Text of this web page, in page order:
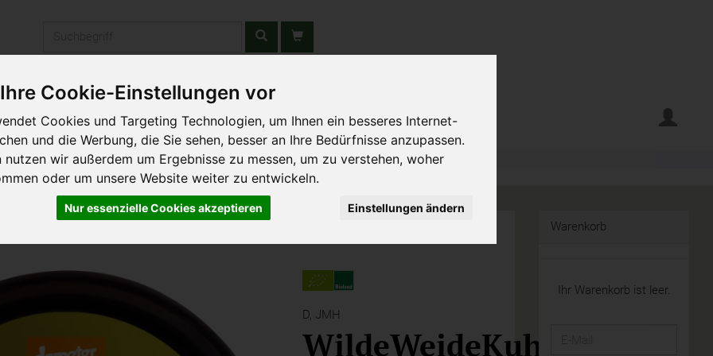
Cookie-Einstellungen vor
Cookies und Targeting Technologien, um Ihnen ein besseres Internet-
und die Werbung, die Sie sehen, besser an Ihre Bedürfnisse anzupassen.
nutzen wir außerdem um Ergebnisse zu messen, um zu verstehen, woher
oder um unsere Website weiter zu entwickeln.
Nur essenzielle Cookies akzeptieren Einstellungen ändern
& Schulen Liefergebiet Wochenmarkt
D, JMH
WildeWeideKuh
Warenkorb
Ihr Warenkorb ist leer.